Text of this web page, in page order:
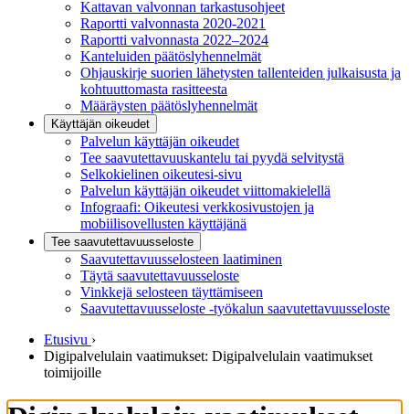
Kattavan valvonnan tarkastusohjeet
Raportti valvonnasta 2020-2021
Raportti valvonnasta 2022–2024
Kanteluiden päätöslyhennelmät
Ohjauskirje suorien lähetysten tallenteiden julkaisusta ja
kohtuuttomasta rasitteesta
Määräysten päätöslyhennelmät
Käyttäjän oikeudet
Palvelun käyttäjän oikeudet
Tee saavutettavuuskantelu tai pyydä selvitystä
Selkokielinen oikeutesi-sivu
Palvelun käyttäjän oikeudet viittomakielellä
Infograafi: Oikeutesi verkkosivustojen ja
mobiilisovellusten käyttäjänä
Tee saavutettavuusseloste
Saavutettavuus­selosteen laatiminen
Täytä saavutettavuusseloste
Vinkkejä selosteen täyttämiseen
Saavutettavuusseloste -työkalun saavutettavuusseloste
Etusivu ›
Digipalvelulain vaatimukset: Digipalvelulain vaatimukset
toimijoille